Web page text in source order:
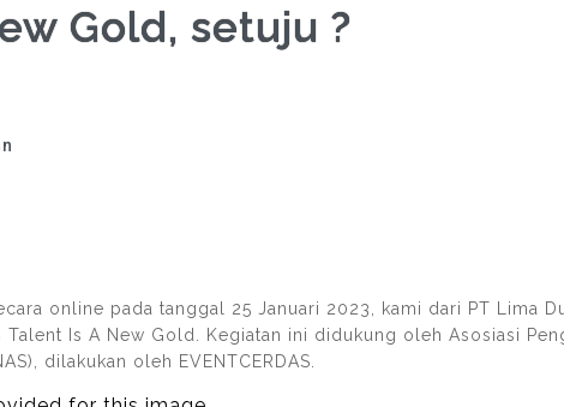
Gold, setuju ?
online pada tanggal 25 Januari 2023, kami dari PT Lima
Is A New Gold. Kegiatan ini didukung oleh Asosiasi
dilakukan oleh EVENTCERDAS.